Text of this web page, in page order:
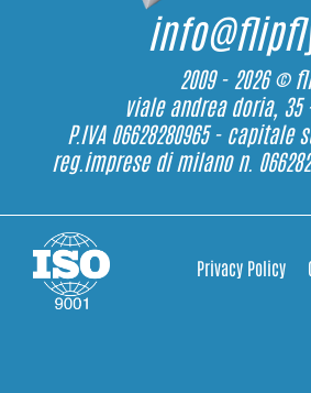
2009 - 2026 ©
viale andrea doria, 35
P.IVA 06628280965 - capitale
reg.imprese di milano n.
Privacy Policy